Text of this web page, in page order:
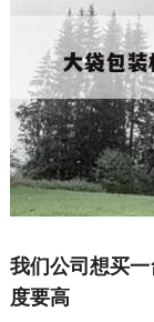
我们公司想买
度要高